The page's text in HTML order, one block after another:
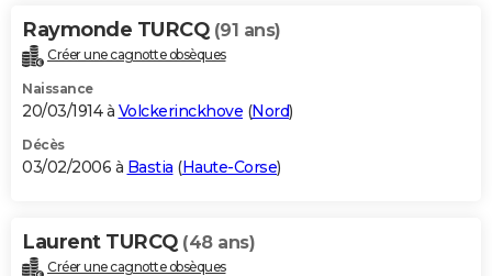
Raymonde TURCQ (91 ans)
Créer une cagnotte obsèques
Naissance
20/03/1914 à Volckerinckhove (Nord)
Décès
03/02/2006 à Bastia (Haute-Corse)
Laurent TURCQ (48 ans)
Créer une cagnotte obsèques